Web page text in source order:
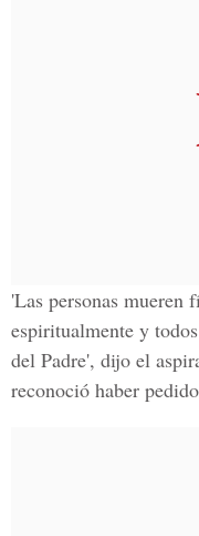
'Las personas mueren
espiritualmente y
del Padre', dijo el
reconoció haber